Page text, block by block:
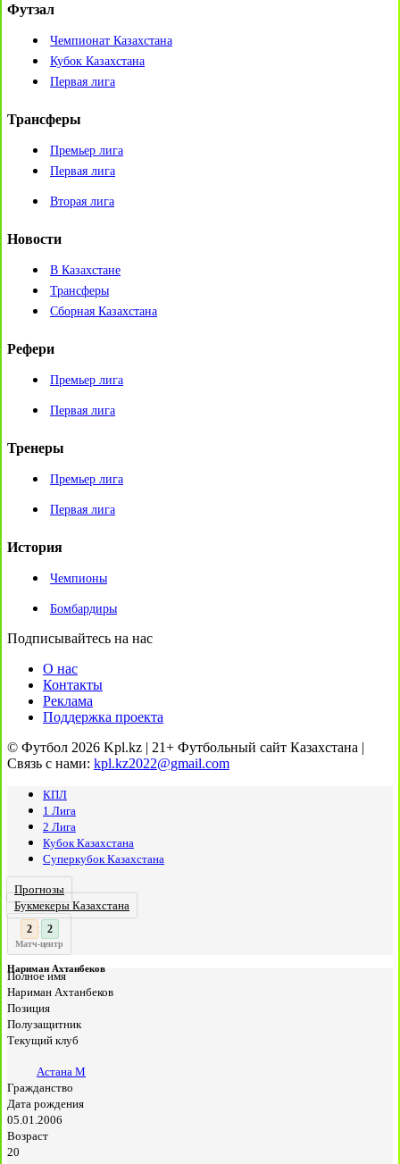
Футзал
Чемпионат Казахстана
Кубок Казахстана
Первая лига
Трансферы
Премьер лига
Первая лига
Вторая лига
Новости
В Казахстане
Трансферы
Сборная Казахстана
Рефери
Премьер лига
Первая лига
Тренеры
Премьер лига
Первая лига
История
Чемпионы
Бомбардиры
Подписывайтесь на нас
О нас
Контакты
Реклама
Поддержка проекта
© Футбол 2026 Kpl.kz | 21+ Футбольный сайт Казахстана |
Связь с нами: kpl.kz2022@gmail.com
КПЛ
1 Лига
2 Лига
Кубок Казахстана
Суперкубок Казахстана
Прогнозы
Букмекеры Казахстана
3
:
Матч-центр
Нариман Ахтанбеков
Полное имя
Нариман Ахтанбеков
Позиция
Полузащитник
Текущий клуб
Астана М
Гражданство
Дата рождения
05.01.2006
Возраст
20